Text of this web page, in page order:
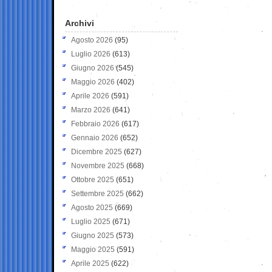
Archivi
Agosto 2026 (95)
Luglio 2026 (613)
Giugno 2026 (545)
Maggio 2026 (402)
Aprile 2026 (591)
Marzo 2026 (641)
Febbraio 2026 (617)
Gennaio 2026 (652)
Dicembre 2025 (627)
Novembre 2025 (668)
Ottobre 2025 (651)
Settembre 2025 (662)
Agosto 2025 (669)
Luglio 2025 (671)
Giugno 2025 (573)
Maggio 2025 (591)
Aprile 2025 (622)